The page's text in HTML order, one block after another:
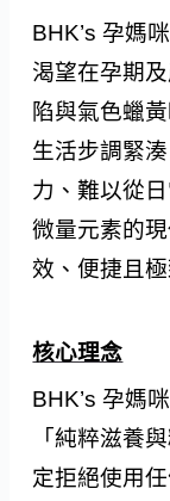
BHK’s 孕媽
渴望在孕期
陷與氣色蠟
生活步調緊
力、難以從
微量元素的
效、便捷且
核心理念
BHK’s 孕媽
「純粹滋養
定拒絕使用